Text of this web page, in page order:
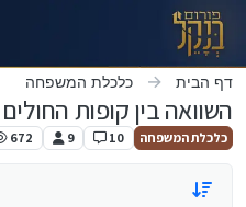
דילוג לתוכן
דף הבית כלכלת המשפחה
השוואה בין קופות
כלכלת המשפחה 10
9
672